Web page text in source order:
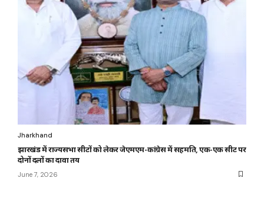
Jharkhand
झारखंड में राज्यसभा सीटों को लेकर जेएमएम-कांग्रेस में सहमति, एक-एक सीट पर
दोनों दलों का दावा तय
June 7, 2026